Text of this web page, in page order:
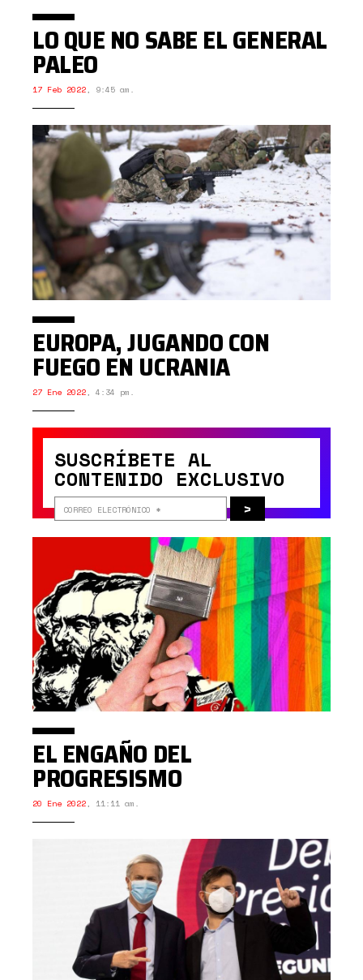
LO QUE NO SABE EL GENERAL
PALEO
17 Feb 2022, 9:45 am.
SUSCRÍBETE AL
CONTENIDO EXCLUSIVO
>
EUROPA, JUGANDO CON
FUEGO EN UCRANIA
27 Ene 2022, 4:34 pm.
EL ENGAÑO DEL
PROGRESISMO
20 Ene 2022, 11:11 am.